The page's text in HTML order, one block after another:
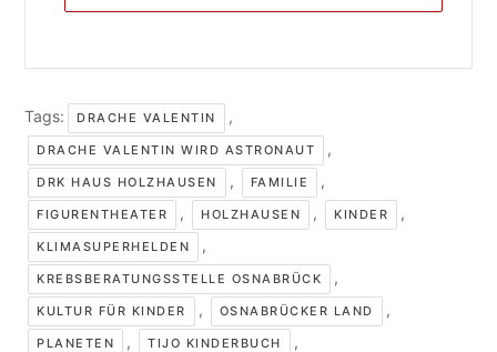
Tags: DRACHE VALENTIN ,
DRACHE VALENTIN WIRD ASTRONAUT ,
DRK HAUS HOLZHAUSEN , FAMILIE ,
FIGURENTHEATER , HOLZHAUSEN , KINDER ,
KLIMASUPERHELDEN ,
KREBSBERATUNGSSTELLE OSNABRÜCK ,
KULTUR FÜR KINDER , OSNABRÜCKER LAND ,
PLANETEN , TIJO KINDERBUCH ,